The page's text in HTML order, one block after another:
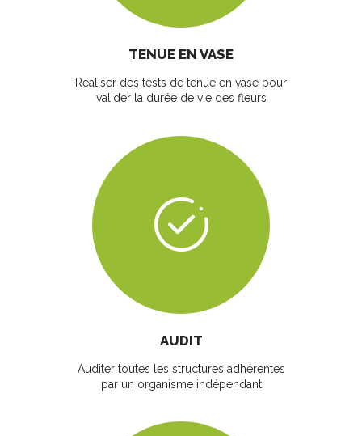
TENUE EN VASE
Réaliser des tests de tenue en vase pour
valider la durée de vie des fleurs
AUDIT
Auditer toutes les structures adhérentes
par un organisme indépendant